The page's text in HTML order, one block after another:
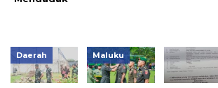
Daerah Maluku